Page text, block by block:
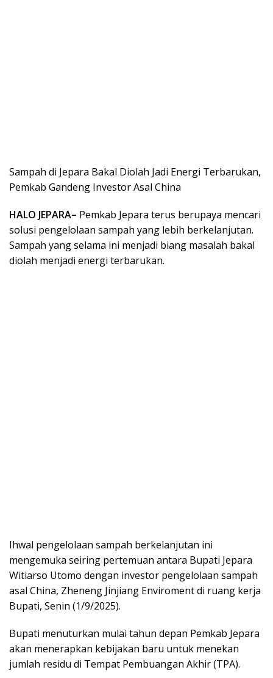
Sampah di Jepara Bakal Diolah Jadi Energi Terbarukan,
Pemkab Gandeng Investor Asal China
HALO JEPARA– Pemkab Jepara terus berupaya mencari
solusi pengelolaan sampah yang lebih berkelanjutan.
Sampah yang selama ini menjadi biang masalah bakal
diolah menjadi energi terbarukan.
Ihwal pengelolaan sampah berkelanjutan ini
mengemuka seiring pertemuan antara Bupati Jepara
Witiarso Utomo dengan investor pengelolaan sampah
asal China, Zheneng Jinjiang Enviroment di ruang kerja
Bupati, Senin (1/9/2025).
Bupati menuturkan mulai tahun depan Pemkab Jepara
akan menerapkan kebijakan baru untuk menekan
jumlah residu di Tempat Pembuangan Akhir (TPA).